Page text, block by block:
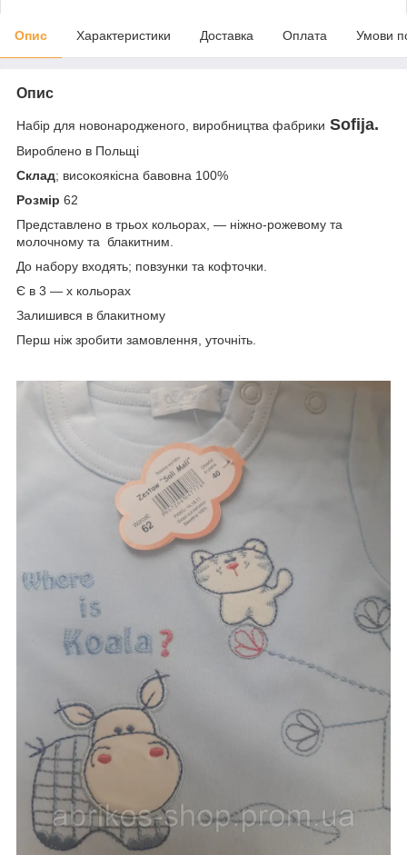
Опис Характеристики Доставка Оплата Умови
Опис
Набір для новонародженого, виробництва фабрики Sofija.
Вироблено в Польщі
Склад; високоякісна бавовна 100%
Розмір 62
Представлено в трьох кольорах, — ніжно-рожевому та
молочному та блакитним.
До набору входять; повзунки та кофточки.
Є в 3 — х кольорах
Залишився в блакитному
Перш ніж зробити замовлення, уточніть.